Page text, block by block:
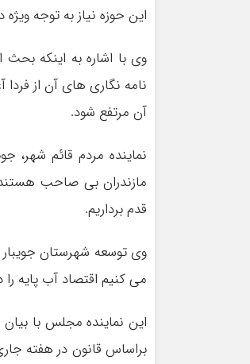
این حوزه نیاز به توجه ویژه
وی با اشاره به اینکه
نامه نگاری های آن از
آن مرتفع شود.
نماینده مردم قائم شهر،
مازندران بی صاحب
قدم برداریم.
می کنیم اقتصاد آب پایه را
این نماینده مجلس با بیان
براساس قانون در هفته